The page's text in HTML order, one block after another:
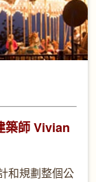
築師 Vivian
和規劃整個公